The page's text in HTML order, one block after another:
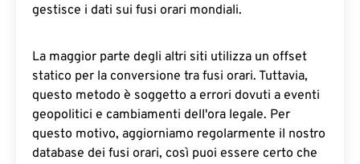
gestisce i dati sui fusi orari mondiali.
La maggior parte degli altri siti utilizza un offset
statico per la conversione tra fusi orari. Tuttavia,
questo metodo è soggetto a errori dovuti a eventi
geopolitici e cambiamenti dell'ora legale. Per
questo motivo, aggiorniamo regolarmente il nostro
database dei fusi orari, così puoi essere certo che